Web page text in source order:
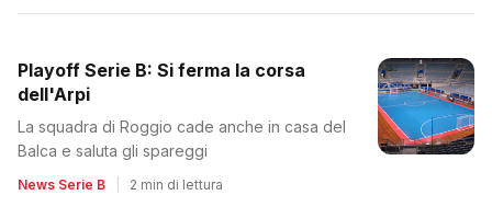
Playoff Serie B: Si ferma la corsa
dell'Arpi
La squadra di Roggio cade anche in casa del
Balca e saluta gli spareggi
News Serie B 2 min di lettura